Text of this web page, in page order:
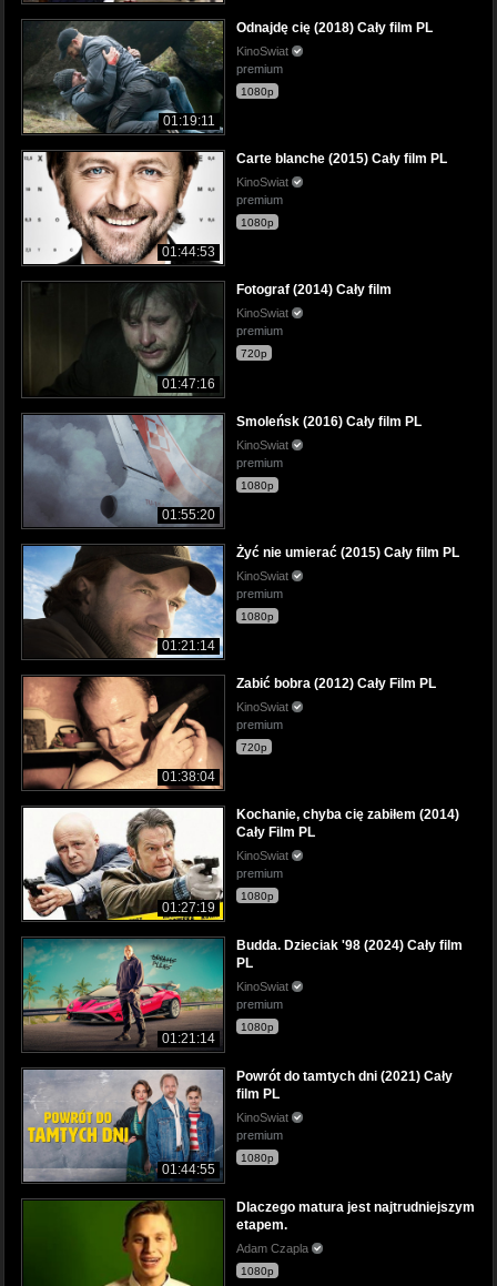
01:19:11
Odnajdę cię (2018) Cały film PL
KinoSwiat
premium
1080p
01:44:53
Carte blanche (2015) Cały film PL
KinoSwiat
premium
1080p
01:47:16
Fotograf (2014) Cały film
KinoSwiat
premium
720p
01:55:20
Smoleńsk (2016) Cały film PL
KinoSwiat
premium
1080p
01:21:14
Żyć nie umierać (2015) Cały film PL
KinoSwiat
premium
1080p
01:38:04
Zabić bobra (2012) Cały Film PL
KinoSwiat
premium
720p
01:27:19
Kochanie, chyba cię zabiłem (2014)
Cały Film PL
KinoSwiat
premium
1080p
01:21:14
Budda. Dzieciak '98 (2024) Cały film
PL
KinoSwiat
premium
1080p
01:44:55
Powrót do tamtych dni (2021) Cały
film PL
KinoSwiat
premium
1080p
Dlaczego matura jest najtrudniejszym
etapem.
Adam Czapla
1080p